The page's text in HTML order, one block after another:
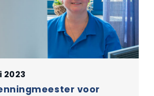
2023
voor